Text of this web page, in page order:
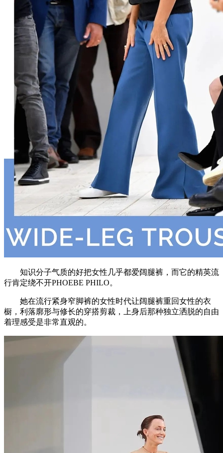
知识分子气质的好把女性几乎都爱阔腿裤，而它的精英流
行肯定绕不开PHOEBE PHILO。
她在流行紧身窄脚裤的女性时代让阔腿裤重回女性的衣
橱，利落廓形与修长的穿搭剪裁，上身后那种独立洒脱的自由
着理感受是非常直观的。